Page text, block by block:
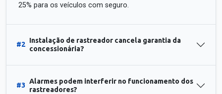
25% para os veículos com seguro.
#2
Instalação de rastreador cancela garantia da
concessionária?
#3
Alarmes podem interferir no funcionamento dos
rastreadores?